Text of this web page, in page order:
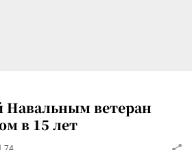
ветеран
в 15 лет